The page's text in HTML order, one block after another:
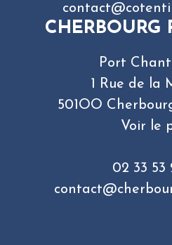
CHERBOURG
Port
1 Rue de la
501OO
Voir le
02 33 53